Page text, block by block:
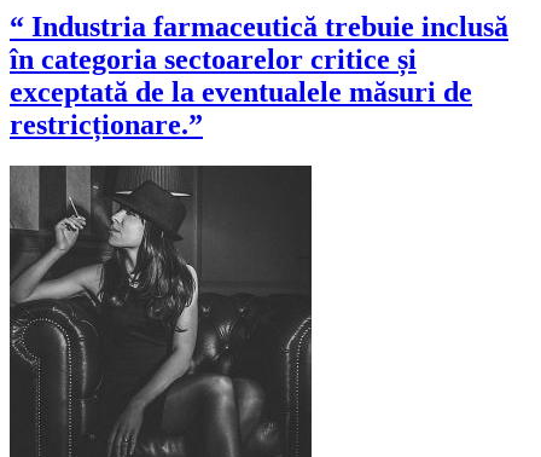
“ Industria farmaceutică trebuie inclusă
în categoria sectoarelor critice și
exceptată de la eventualele măsuri de
restricționare.”